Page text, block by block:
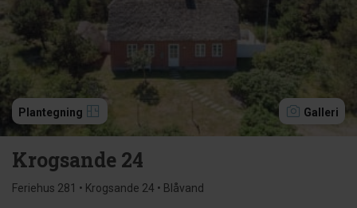
Plantegning Galleri
Krogsande 24
Feriehus 281 • Krogsande 24 • Blåvand